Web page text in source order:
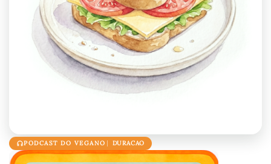
PODCAST DO VEGANO DURACAO